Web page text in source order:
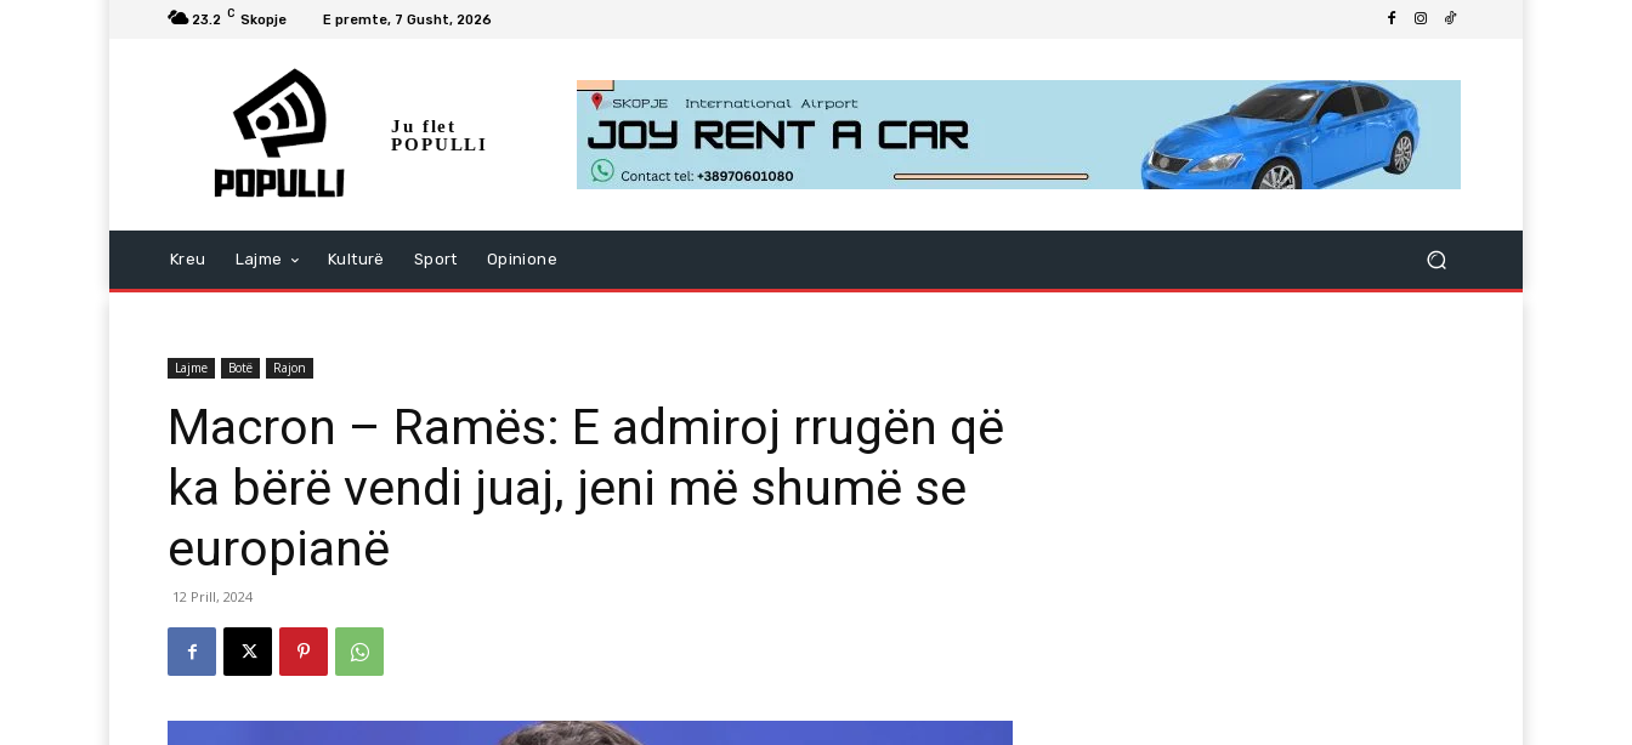
23.2 C Skopje E premte, 7 Gusht, 2026
Ju flet
POPULLI
Kreu Lajme Kulturë Sport Opinione
Lajme Botë Rajon
Macron – Ramës: E admiroj rrugën që
ka bërë vendi juaj, jeni më shumë se
europianë
12 Prill, 2024